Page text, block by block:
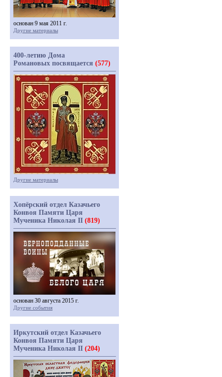
основан 9 мая 2011 г.
Другие материалы
400-летию Дома
Романовых посвящается (577)
Другие материалы
Хопёрский отдел Казачьего
Конвоя Памяти Царя
Мученика Николая II (819)
основан 30 августа 2015 г.
Другие события
Иркутский отдел Казачьего
Конвоя Памяти Царя
Мученика Николая II (204)